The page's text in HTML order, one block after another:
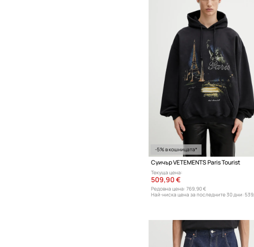
-5% в кошницата*
Суичър VETEMENTS Paris Tourist
Текуща цена:
509,90 €
Редовна цена: 769,90 €
Най-ниска цена за последните 30 дни: